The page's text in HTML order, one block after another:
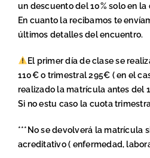
un descuento del 10% solo en
En cuanto la recibamos te
últimos detalles del encuentro.
El primer día de clase se
110€ o trimestral 295€ ( en el
realizado la matrícula antes del
Si no estu caso la cuota
***No se devolverá la matrícula
acreditativo ( enfermedad,